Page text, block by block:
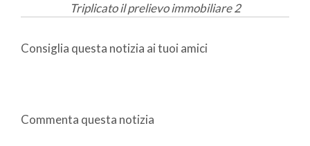
Triplicato il prelievo immobiliare 2
Consiglia questa notizia ai tuoi amici
Commenta questa notizia